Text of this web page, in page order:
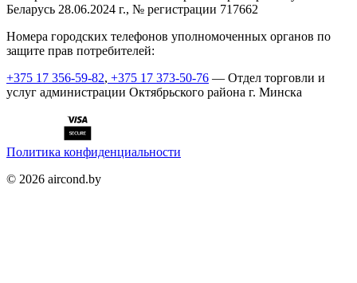
Беларусь 28.06.2024 г., № регистрации 717662
Номера городских телефонов уполномоченных органов по
защите прав потребителей:
+375 17 356-59-82, +375 17 373-50-76 — Отдел торговли и
услуг администрации Октябрьского района г. Минска
Политика конфиденциальности
© 2026 aircond.by